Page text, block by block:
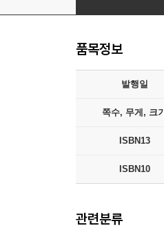
품목정보
발행일
쪽수, 무게, 크기
ISBN13
ISBN10
관련분류